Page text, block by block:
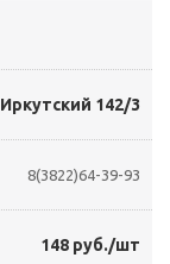
Иркутский 142/3
8(3822)64-39-93
148 руб./шт